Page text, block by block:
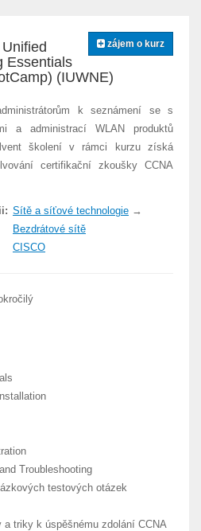
zájem o kurz
Essentials
(IUWNE)
k seznámení se s
a administrací WLAN produktů
školení v rámci kurzu získá
certifikační zkoušky CCNA
Sítě a síťové technologie →
Bezdrátové sítě
CISCO
Troubleshooting
testových otázek
a triky k úspěšnému zdolání CCNA